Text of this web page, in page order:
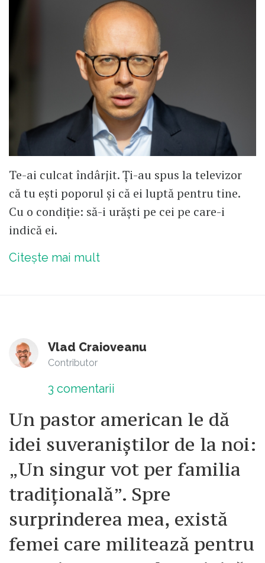
Te-ai culcat îndârjit. Ți-au spus la televizor
că tu ești poporul și că ei luptă pentru tine.
Cu o condiție: să-i urăști pe cei pe care-i
indică ei.
Citește mai mult
Vlad Craioveanu
Contributor
3 comentarii
Un pastor american le dă
idei suveraniștilor de la noi:
„Un singur vot per familia
tradițională”. Spre
surprinderea mea, există
femei care militează pentru